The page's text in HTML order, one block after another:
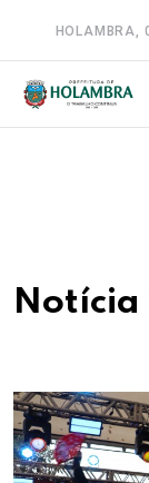
HOLAMBRA,